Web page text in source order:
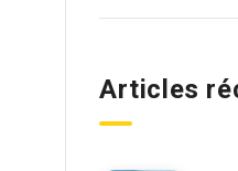
Articles